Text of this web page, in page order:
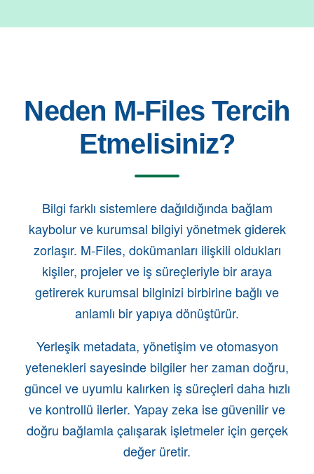
Neden M-Files Tercih
Etmelisiniz?
Bilgi farklı sistemlere dağıldığında bağlam
kaybolur ve kurumsal bilgiyi yönetmek giderek
zorlaşır. M-Files, dokümanları ilişkili oldukları
kişiler, projeler ve iş süreçleriyle bir araya
getirerek kurumsal bilginizi birbirine bağlı ve
anlamlı bir yapıya dönüştürür.
Yerleşik metadata, yönetişim ve otomasyon
yetenekleri sayesinde bilgiler her zaman doğru,
güncel ve uyumlu kalırken iş süreçleri daha hızlı
ve kontrollü ilerler. Yapay zeka ise güvenilir ve
doğru bağlamla çalışarak işletmeler için gerçek
değer üretir.